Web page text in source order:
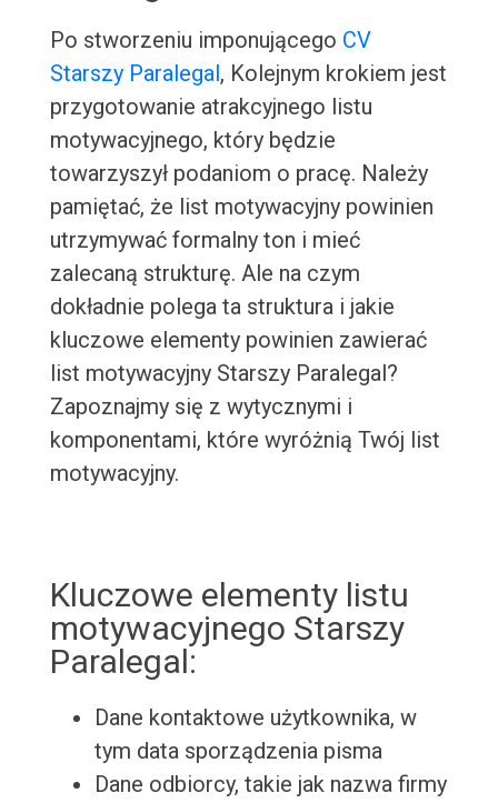
Po stworzeniu imponującego CV
Starszy Paralegal, Kolejnym krokiem jest
przygotowanie atrakcyjnego listu
motywacyjnego, który będzie
towarzyszył podaniom o pracę. Należy
pamiętać, że list motywacyjny powinien
utrzymywać formalny ton i mieć
zalecaną strukturę. Ale na czym
dokładnie polega ta struktura i jakie
kluczowe elementy powinien zawierać
list motywacyjny Starszy Paralegal?
Zapoznajmy się z wytycznymi i
komponentami, które wyróżnią Twój list
motywacyjny.
Kluczowe elementy listu
motywacyjnego Starszy
Paralegal:
Dane kontaktowe użytkownika, w
tym data sporządzenia pisma
Dane odbiorcy, takie jak nazwa firmy